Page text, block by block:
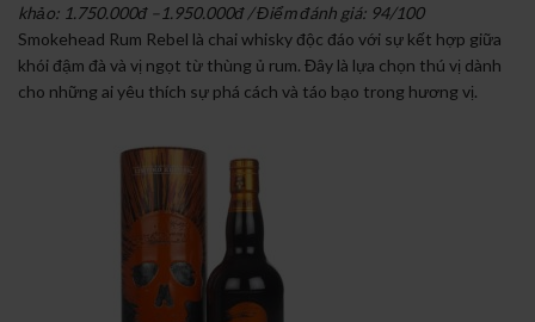
khảo: 1.750.000đ –1.950.000đ / Điểm đánh giá: 94/100
Smokehead Rum Rebel là chai whisky độc đáo với sự kết hợp giữa
khói đậm đà và vị ngọt từ thùng ủ rum. Đây là lựa chọn thú vị dành
cho những ai yêu thích sự phá cách và táo bạo trong hương vị.